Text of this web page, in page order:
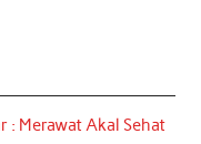
: Merawat Akal Sehat